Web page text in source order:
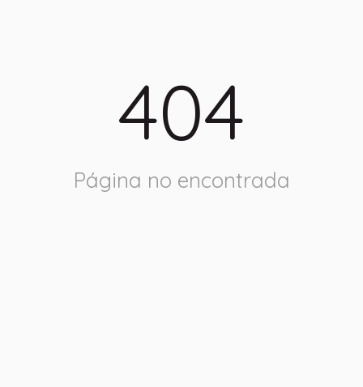
404
Página no encontrada